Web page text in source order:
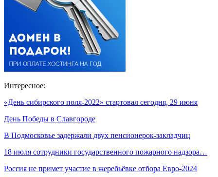
Интересное:
«День сибирского поля-2022» стартовал сегодня, 29 июня
День Победы в Славгороде
В Подмосковье задержали двух пенсионерок-закладчиц
18 июля сотрудники государственного пожарного надзора…
Россия не примет участие в жеребьёвке отбора Евро-2024